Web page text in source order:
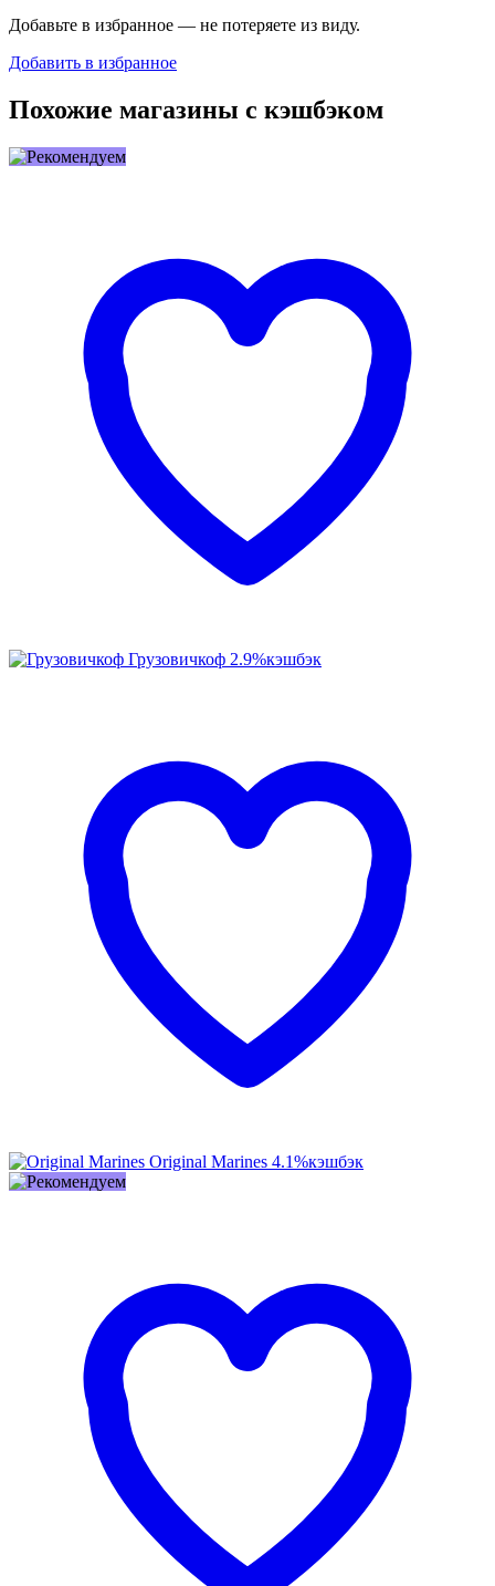
Добавьте в избранное — не потеряете из виду.
Добавить в избранное
Похожие магазины с кэшбэком
Грузовичкоф 2.9%кэшбэк
Original Marines 4.1%кэшбэк